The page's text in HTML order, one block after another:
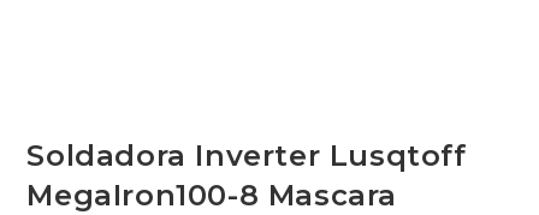
Soldadora Inverter Lusqtoff
MegaIron100-8 Mascara